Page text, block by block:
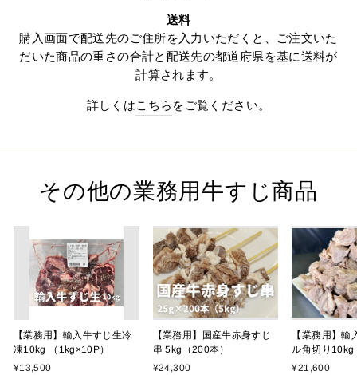
送料
購入画面で配送先のご住所を入力いただくと、ご注文いた
だいた商品の重さの合計と配送先の都道府県を基に送料が
計算されます。
詳しくはこちら をご覧ください。
その他の業務用牛すじ商品
【業務用】輸入牛すじ生冷
凍10kg （1kg×10P）
¥13,500
【業務用】国産牛赤身すじ
串 5kg（200本）
¥24,300
【業務用】輸
ル角切り
¥21,600